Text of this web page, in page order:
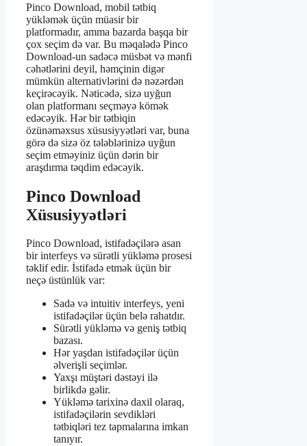
Pinco Download, mobil tətbiq
yükləmək üçün müasir bir
platformadır, amma bazarda başqa bir
çox seçim də var. Bu məqalədə Pinco
Download-un sadəcə müsbət və mənfi
cəhətlərini deyil, həmçinin digər
mümkün alternativlərini də nəzərdən
keçirəcəyik. Nəticədə, sizə uyğun
olan platformanı seçməyə kömək
edəcəyik. Hər bir tətbiqin
özünəməxsus xüsusiyyətləri var, buna
görə də sizə öz tələblərinizə uyğun
seçim etməyiniz üçün dərin bir
araşdırma təqdim edəcəyik.
Pinco Download
Xüsusiyyətləri
Pinco Download, istifadəçilərə asan
bir interfeys və sürətli yükləmə prosesi
təklif edir. İstifadə etmək üçün bir
neçə üstünlük var:
Sadə və intuitiv interfeys, yeni
istifadəçilər üçün belə rahatdır.
Sürətli yükləmə və geniş tətbiq
bazası.
Hər yaşdan istifadəçilər üçün
əlverişli seçimlər.
Yaxşı müştəri dəstəyi ilə
birlikdə gəlir.
Yükləmə tarixinə daxil olaraq,
istifadəçilərin sevdikləri
tətbiqləri tez tapmalarına imkan
tanıyır.